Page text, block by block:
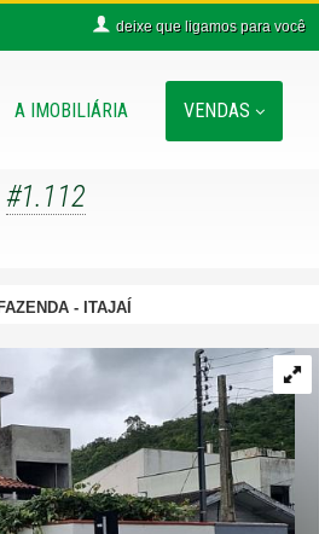
deixe que ligamos para você
A IMOBILIÁRIA VENDAS
#1.112
- ITAJAÍ